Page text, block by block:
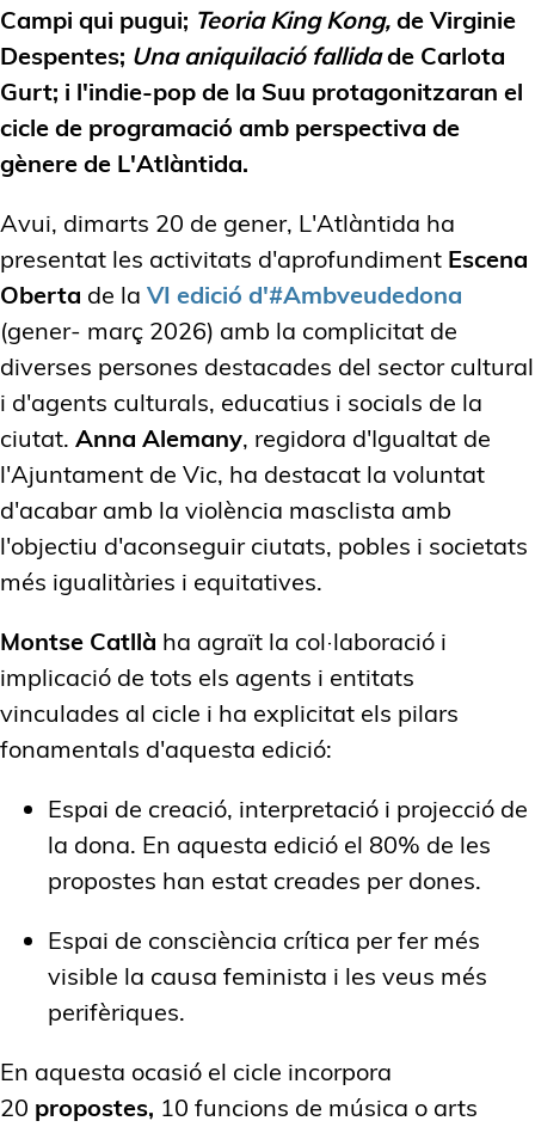
Campi qui pugui; Teoria King Kong, de Virginie
Despentes; Una aniquilació fallidade Carlota
Gurt; i l'indie-pop de la Suu protagonitzaran el
cicle de programació amb perspectiva de
gènere de L'Atlàntida.
Avui, dimarts 20 de gener, L'Atlàntida ha
presentat les activitats d'aprofundiment Escena
Oberta de la VI edició d'#Ambveudedona
(gener- març 2026) amb la complicitat de
diverses persones destacades del sector cultural
i d'agents culturals, educatius i socials de la
ciutat. Anna Alemany, regidora d'Igualtat de
l'Ajuntament de Vic, ha destacat la voluntat
d'acabar amb la violència masclista amb
l'objectiu d'aconseguir ciutats, pobles i societats
més igualitàries i equitatives.
Montse Catllà ha agraït la col·laboració i
implicació de tots els agents i entitats
vinculades al cicle i ha explicitat els pilars
fonamentals d'aquesta edició:
Espai de creació, interpretació i projecció de
la dona. En aquesta edició el 80% de les
propostes han estat creades per dones.
Espai de consciència crítica per fer més
visible la causa feminista i les veus més
perifèriques.
En aquesta ocasió el cicle incorpora
20 propostes, 10 funcions de música o arts